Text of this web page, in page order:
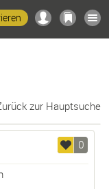
zur Hauptsuche
0